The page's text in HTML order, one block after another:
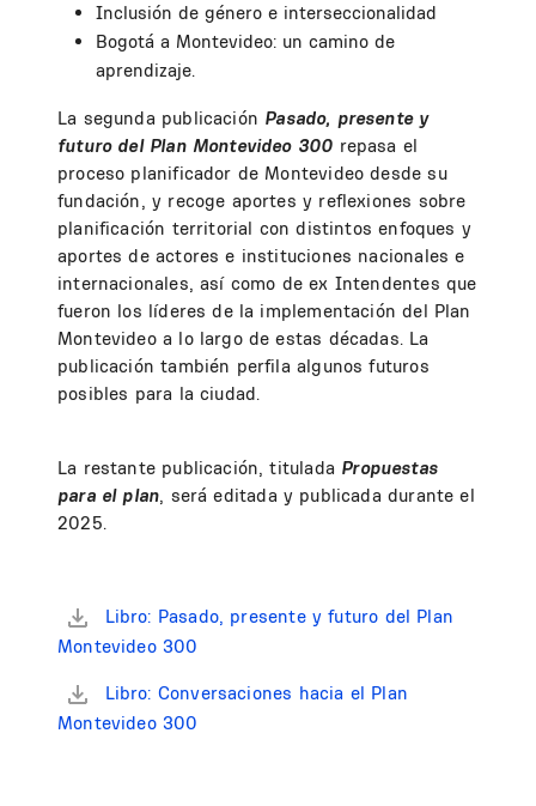
Inclusión de género e interseccionalidad
Bogotá a Montevideo: un camino de
aprendizaje.
La segunda publicación Pasado, presente y
futuro del Plan Montevideo 300 repasa el
proceso planificador de Montevideo desde su
fundación, y recoge aportes y reflexiones sobre
planificación territorial con distintos enfoques y
aportes de actores e instituciones nacionales e
internacionales, así como de ex Intendentes que
fueron los líderes de la implementación del Plan
Montevideo a lo largo de estas décadas. La
publicación también perfila algunos futuros
posibles para la ciudad.
La restante publicación, titulada Propuestas
para el plan, será editada y publicada durante el
2025.
Libro: Pasado, presente y futuro del Plan
Montevideo 300
Libro: Conversaciones hacia el Plan
Montevideo 300